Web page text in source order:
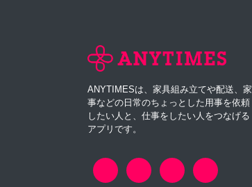
ANYTIMESは、家具組み立てや配送、家
事などの日常のちょっとした用事を依頼
したい人と、仕事をしたい人をつなげる
アプリです。